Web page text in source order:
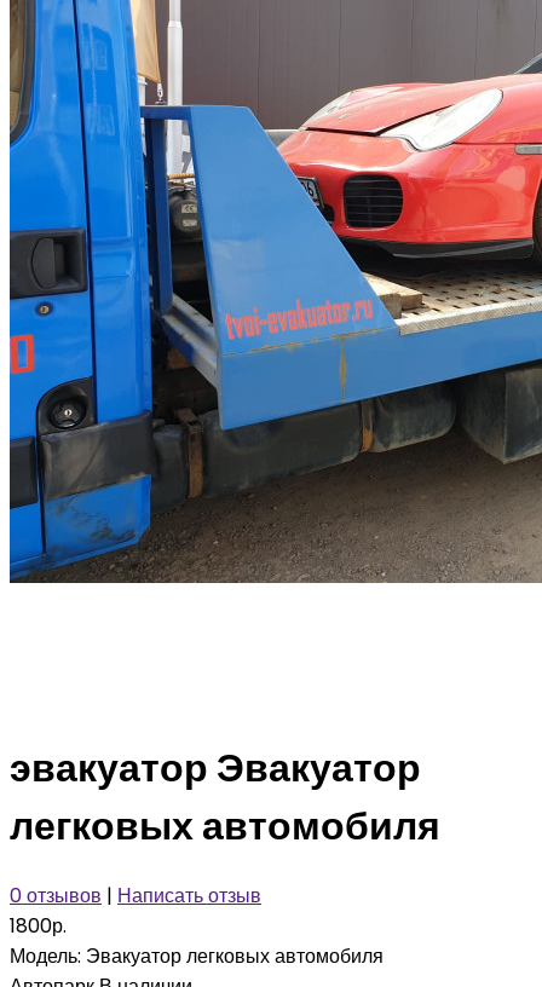
эвакуатор Эвакуатор
легковых автомобиля
0 отзывов | Написать отзыв
1800р.
Модель: Эвакуатор легковых автомобиля